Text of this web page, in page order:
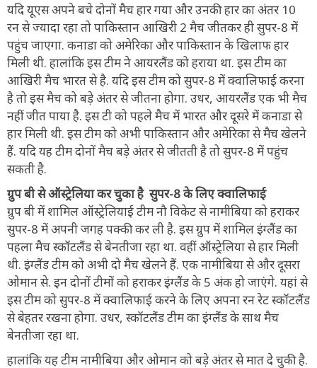
यदि यूएस अपने बचे दोनों मैच हार गया और उनकी हार का अंतर 10
रन से ज्यादा रहा तो पाकिस्तान आखिरी 2 मैच जीतकर ही सुपर-8 में
पहुंच जाएगा. कनाडा को अमेरिका और पाकिस्तान के खिलाफ हार
मिली थी. हालांकि इस टीम ने आयरलैंड को हराया था. इस टीम का
आखिरी मैच भारत से है. यदि इस टीम को सुपर-8 में क्वालिफाई करना
है तो इस मैच को बड़े अंतर से जीतना होगा. उधर, आयरलैंड एक भी मैच
नहीं जीत पाया है. इस टी को पहले मैच में भारत और दूसरे में कनाडा से
हार मिली थी. इस टीम को अभी पाकिस्तान और अमेरिका से मैच खेलने
हैं. यदि यह टीम दोनों मैच बड़े अंतर से जीतती है तो सुपर-8 में पहुंच
सकती है.
ग्रुप बी से ऑस्ट्रेलिया कर चुका है सुपर-8 के लिए क्वालिफाई
ग्रुप बी में शामिल ऑस्ट्रेलियाई टीम नौ विकेट से नामीबिया को हराकर
सुपर-8 में अपनी जगह पक्की कर ली है. इस ग्रुप में शामिल इंग्लैंड का
पहला मैच स्कॉटलैंड से बेनतीजा रहा था. वहीं ऑस्ट्रेलिया से हार मिली
थी. इंग्लैंड टीम को अभी दो मैच खेलने हैं. एक नामीबिया से और दूसरा
ओमान से. इन दोनों टीमों को हराकर इंग्लैंड के 5 अंक हो जाएंगे. यहां से
इस टीम को सुपर-8 में क्वालिफाई करने के लिए अपना रन रेट स्कॉटलैंड
से बेहतर रखना होगा. उधर, स्कॉटलैंड टीम का इंग्लैंड के साथ मैच
बेनतीजा रहा था.
हालांकि यह टीम नामीबिया और ओमान को बड़े अंतर से मात दे चुकी है.